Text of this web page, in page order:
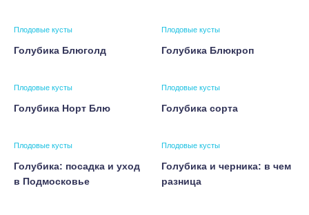
Плодовые кусты
Голубика Блюголд
Плодовые кусты
Голубика Блюкроп
Плодовые кусты
Голубика Норт Блю
Плодовые кусты
Голубика сорта
Плодовые кусты
Голубика: посадка и уход
в Подмосковье
Плодовые кусты
Голубика и черника: в чем
разница